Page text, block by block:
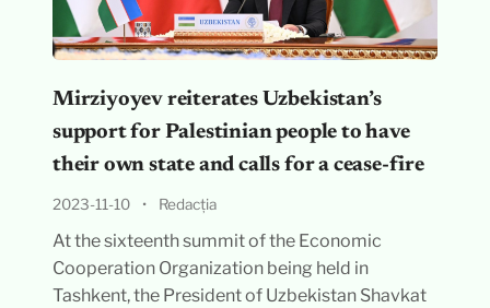
Mirziyoyev reiterates Uzbekistan’s
support for Palestinian people to have
their own state and calls for a cease-fire
2023-11-10 • Redacția
At the sixteenth summit of the Economic
Cooperation Organization being held in
Tashkent, the President of Uzbekistan Shavkat